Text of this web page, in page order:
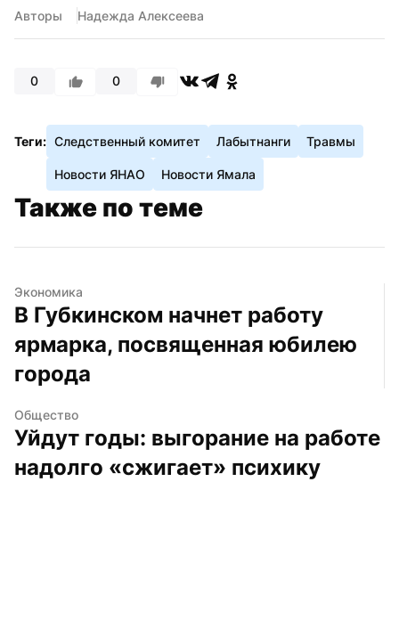
Авторы Надежда Алексеева
0 0
Теги: Следственный комитет Лабытнанги Травмы
Новости ЯНАО Новости Ямала
Также по теме
Экономика
В Губкинском начнет работу
ярмарка, посвященная юбилею
города
Общество
Уйдут годы: выгорание на работе
надолго «сжигает» психику